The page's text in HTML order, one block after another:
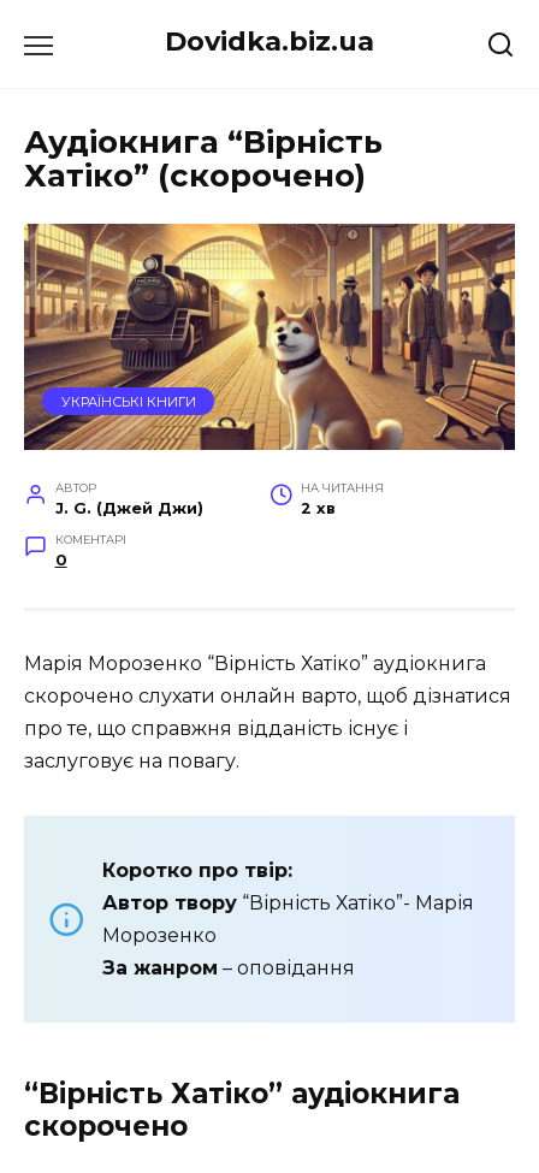
до
Dovidka.biz.ua
Аудіокнига “Вірність
Хатіко” (скорочено)
УКРАЇНСЬКІ КНИГИ
АВТОР
J. G. (Джей Джи)
НА ЧИТАННЯ
2 хв
КОМЕНТАРІ
0
Марія Морозенко “Вірність Хатіко” аудіокнига
скорочено слухати онлайн варто, щоб дізнатися
про те, що справжня відданість існує і
заслуговує на повагу.
Коротко про твір:
Автор твору “Вірність Хатіко”- Марія
Морозенко
За жанром – оповідання
“Вірність Хатіко” аудіокнига
скорочено